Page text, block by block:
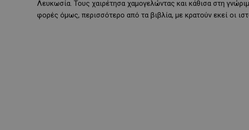
Λευκωσία. Τους χαιρέτησα χαμογελώντας και κάθισα στη
φορές όμως, περισσότερο από τα βιβλία, με κρατούν εκεί οι